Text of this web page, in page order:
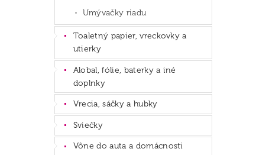
Umývačky riadu
Toaletný papier, vreckovky a
utierky
Alobal, fólie, baterky a iné
doplnky
Vrecia, sáčky a hubky
Sviečky
Vône do auta a domácnosti